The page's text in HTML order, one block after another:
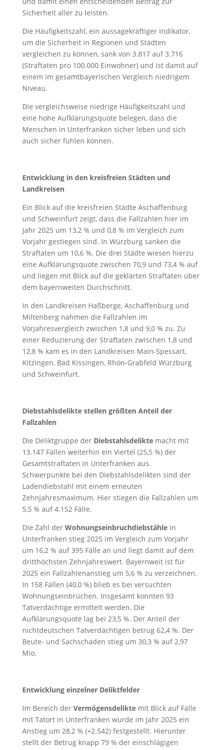
Sicherheit aller zu leisten.
Die Häufigkeitszahl, ein aussagekräftiger Indikator,
um die Sicherheit in Regionen und Städten
vergleichen zu können, sank von 3.817 auf 3.716
(Straftaten pro 100.000 Einwohner) und ist damit auf
einem im gesamtbayerischen Vergleich niedrigem
Niveau.
Die vergleichsweise niedrige Häufigkeitszahl und
eine hohe Aufklärungsquote belegen, dass die
Menschen in Unterfranken sicher leben und sich
auch sicher fühlen können.
Entwicklung in den kreisfreien Städten und
Landkreisen
Ein Blick auf die kreisfreien Städte Aschaffenburg
und Schweinfurt zeigt, dass die Fallzahlen hier im
Jahr 2025 um 13,2 % und 0,8 % im Vergleich zum
Vorjahr gestiegen sind. In Würzburg sanken die
Straftaten um 10,6 %. Die drei Städte wiesen hierzu
eine Aufklärungsquote zwischen 70,9 und 73,4 % auf
und liegen mit Blick auf die geklärten Straftaten über
dem bayernweiten Durchschnitt.
In den Landkreisen Haßberge, Aschaffenburg und
Miltenberg nahmen die Fallzahlen im
Vorjahresvergleich zwischen 1,8 und 9,0 % zu. Zu
einer Reduzierung der Straftaten zwischen 1,8 und
12,8 % kam es in den Landkreisen Main-Spessart,
Kitzingen, Bad Kissingen, Rhön-Grabfeld Würzburg
und Schweinfurt.
Diebstahlsdelikte stellen größten Anteil der
Fallzahlen
Die Deliktgruppe der Diebstahlsdeliktemacht mit
13.147 Fällen weiterhin ein Viertel (25,5 %) der
Gesamtstraftaten in Unterfranken aus.
Schwerpunkte bei den Diebstahlsdelikten sind der
Ladendiebstahl mit einem erneuten
Zehnjahresmaximum. Hier stiegen die Fallzahlen um
5,5 % auf 4.152 Fälle.
Die Zahl der Wohnungseinbruchdiebstählein
Unterfranken stieg 2025 im Vergleich zum Vorjahr
um 16,2 % auf 395 Fälle an und liegt damit auf dem
dritthöchsten Zehnjahreswert. Bayernweit ist für
2025 ein Fallzahlenanstieg um 5,6 % zu verzeichnen.
In 158 Fällen (40,0 %) blieb es bei versuchten
Wohnungseinbrüchen. Insgesamt konnten 93
Tatverdächtige ermittelt werden. Die
Aufklärungsquote lag bei 23,5 %. Der Anteil der
nichtdeutschen Tatverdächtigen betrug 62,4 %. Der
Beute- und Sachschaden stieg um 30,3 % auf 2,97
Mio.
Entwicklung einzelner Deliktfelder
Im Bereich der Vermögensdeliktemit Blick auf Fälle
mit Tatort in Unterfranken wurde im Jahr 2025 ein
Anstieg um 28,2 % (+2.542) festgestellt. Hierunter
stellt der Betrug knapp 79 % der einschlägigen